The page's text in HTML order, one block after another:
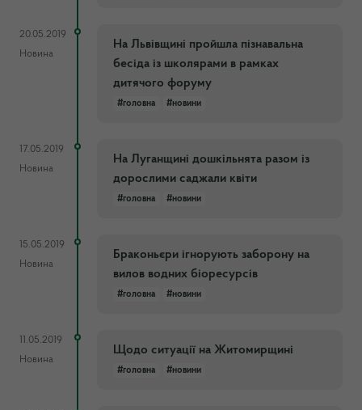
20.05.2019
Новина
На Львівщині пройшла пізнавальна
бесіда із школярами в рамках
дитячого форуму
#головна #новини
17.05.2019
Новина
На Луганщині дошкільнята разом із
дорослими саджали квіти
#головна #новини
15.05.2019
Новина
Браконьєри ігнорують заборону на
вилов водних біоресурсів
#головна #новини
11.05.2019
Новина
Щодо ситуації на Житомирщині
#головна #новини